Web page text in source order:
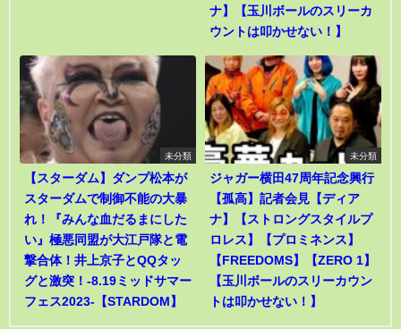
ナ】【玉川ボールのスリーカ
ウントは叩かせない！】
未分類
【スターダム】ダンプ松本が
スターダムで制御不能の大暴
れ！『みんな血だるまにした
い』極悪同盟が大江戸隊と電
撃合体！井上京子とQQタッ
グと激突！-8.19ミッドサマー
フェス2023-【STARDOM】
未分類
ジャガー横田47周年記念興行
【孤高】記者会見【ディア
ナ】【ストロングスタイルプ
ロレス】【プロミネンス】
【FREEDOMS】【ZERO 1】
【玉川ボールのスリーカウン
トは叩かせない！】